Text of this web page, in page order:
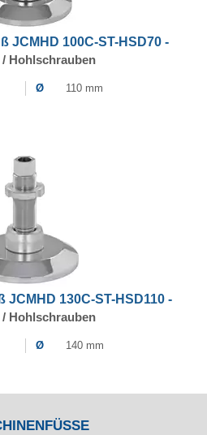
JCMHD 100C-ST-HSD70 -
/ Hohlschrauben
Ø 110 mm
JCMHD 130C-ST-HSD110 -
/ Hohlschrauben
Ø 140 mm